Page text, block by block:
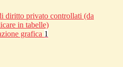
diritto privato controllati (da
in tabelle)
grafica 1